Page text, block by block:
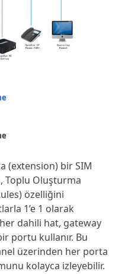
(extension) bir SIM
Toplu Oluşturma
özelliğini
1’e 1 olarak
dahili hat, gateway
portu kullanır. Bu
üzerinden her porta
kolayca izleyebilir.